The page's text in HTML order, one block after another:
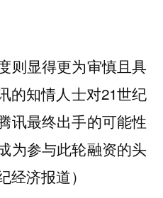
则显得更为审慎且具
的知情人士对21世纪
讯最终出手的可能性
为参与此轮融资的头
经济报道）